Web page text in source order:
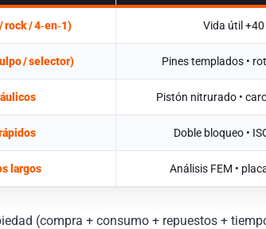
/ 4‑en‑1) Vida útil +40
/ selector) Pines templados •
Pistón nitrurado •
Doble bloqueo •
largos Análisis FEM •
(compra + consumo + repuestos +